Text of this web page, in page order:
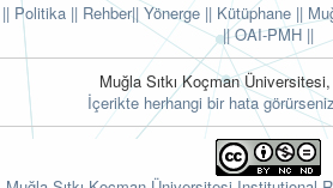
|| Politika || Rehber|| Yönerge || Kütüphane ||
||OAI-PMH ||
Muğla Sıtkı Koçman
İçerikte herhangi bir hata